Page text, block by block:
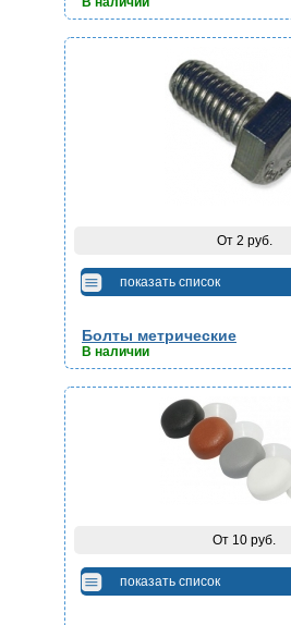
Болты метрические
В наличии
От 2 руб.
показать список
От 10 руб.
показать список